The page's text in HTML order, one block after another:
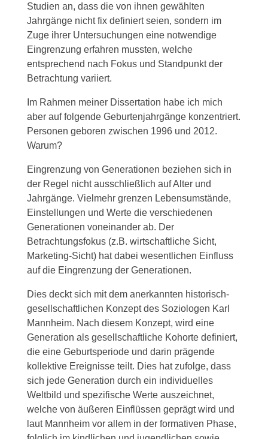
Studien an, dass die von ihnen gewählten
Jahrgänge nicht fix definiert seien, sondern im
Zuge ihrer Untersuchungen eine notwendige
Eingrenzung erfahren mussten, welche
entsprechend nach Fokus und Standpunkt der
Betrachtung variiert.
Im Rahmen meiner Dissertation habe ich mich
aber auf folgende Geburtenjahrgänge konzentriert.
Personen geboren zwischen 1996 und 2012.
Warum?
Eingrenzung von Generationen beziehen sich in
der Regel nicht ausschließlich auf Alter und
Jahrgänge. Vielmehr grenzen Lebensumstände,
Einstellungen und Werte die verschiedenen
Generationen voneinander ab. Der
Betrachtungsfokus (z.B. wirtschaftliche Sicht,
Marketing-Sicht) hat dabei wesentlichen Einfluss
auf die Eingrenzung der Generationen.
Dies deckt sich mit dem anerkannten historisch-
gesellschaftlichen Konzept des Soziologen Karl
Mannheim. Nach diesem Konzept, wird eine
Generation als gesellschaftliche Kohorte definiert,
die eine Geburtsperiode und darin prägende
kollektive Ereignisse teilt. Dies hat zufolge, dass
sich jede Generation durch ein individuelles
Weltbild und spezifische Werte auszeichnet,
welche von äußeren Einflüssen geprägt wird und
laut Mannheim vor allem in der formativen Phase,